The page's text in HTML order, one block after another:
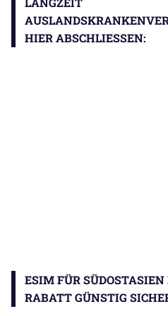
HIER ABSCHLIESSEN:
ESIM FÜR
RABATT GÜNSTIG